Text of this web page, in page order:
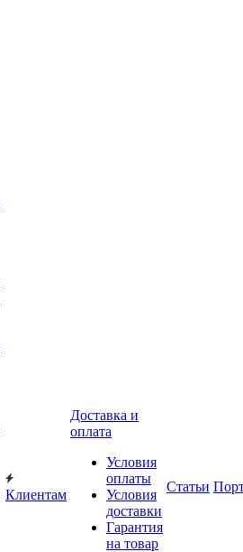
Клиентам
Доставка и
оплата
Условия
оплаты
Условия
доставки
Гарантия
на товар
Статьи